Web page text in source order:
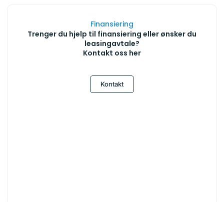
Finansiering
Trenger du hjelp til finansiering eller ønsker du
leasingavtale?
Kontakt oss her
Kontakt